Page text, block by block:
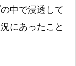
中で浸透して
にあったこと